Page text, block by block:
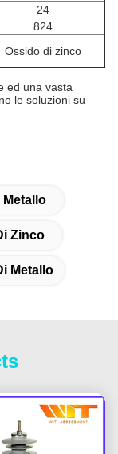
24
824
Ossido di zinco
ed una vasta
le soluzioni su
Zinco
Metallo